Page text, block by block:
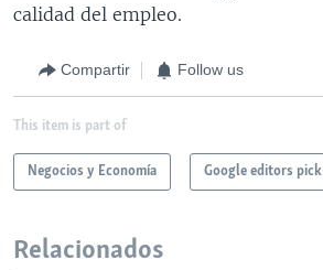
calidad del empleo.
Compartir Follow us
This item is part of
Negocios y Economía Google editors pick
Relacionados